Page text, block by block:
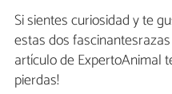
Si sientes curiosidad y te
estas dos
artículo de ExpertoAnimal
pierdas!